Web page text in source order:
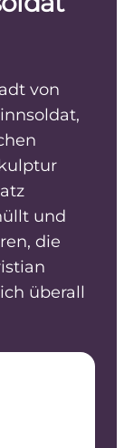
von
und
die
überall